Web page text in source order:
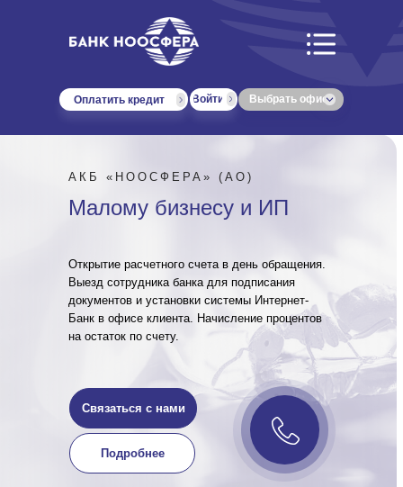
Войти Выбрать офис
Оплатить кредит
АКБ «НООСФЕРА» (АО)
Связаться с нами
Подробнее
Малому бизнесу и ИП
Открытие расчетного счета в день обращения.
Выезд сотрудника банка для подписания
документов и установки системы Интернет-
Банк в офисе клиента. Начисление процентов
на остаток по счету.